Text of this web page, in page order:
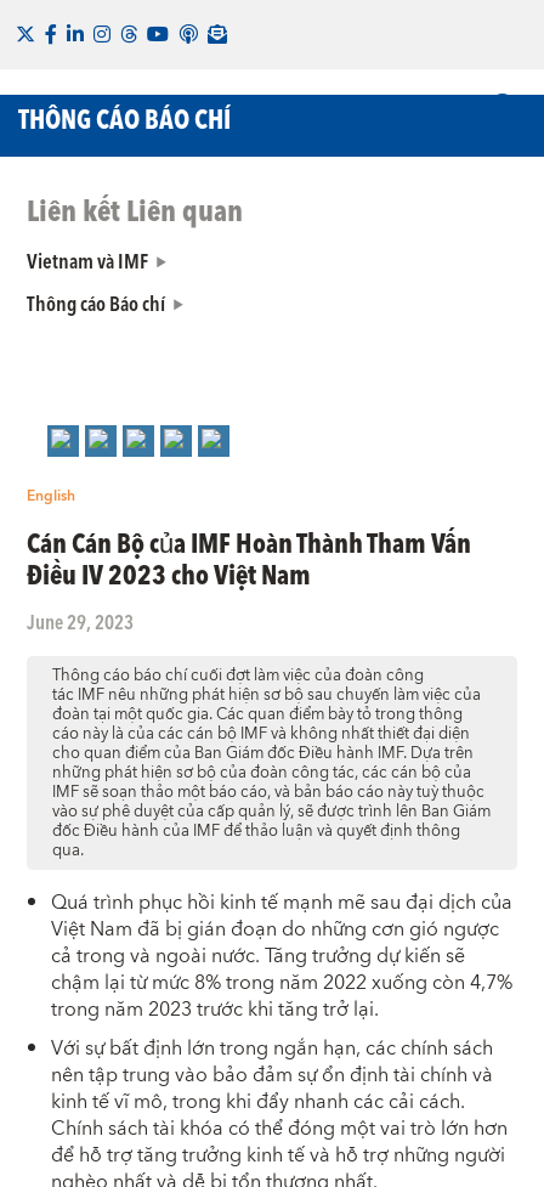
THÔNG CÁO BÁO CHÍ
Liên kết Liên quan
Vietnam và IMF
Thông cáo Báo chí
English
Cán Cán Bộ của IMF Hoàn Thành Tham Vấn
Điều IV 2023 cho Việt Nam
June 29, 2023
Thông cáo báo chí cuối đợt làm việc của đoàn công
tác IMF nêu những phát hiện sơ bộ sau chuyến làm việc của
đoàn tại một quốc gia. Các quan điểm bày tỏ trong thông
cáo này là của các cán bộ IMF và không nhất thiết đại diện
cho quan điểm của Ban Giám đốc Điều hành IMF. Dựa trên
những phát hiện sơ bộ của đoàn công tác, các cán bộ của
IMF sẽsoạn thảomột báo cáo, và bản báo cáo này tuỳ thuộc
vào sự phê duyệt của cấp quản lý, sẽ được trình lên Ban Giám
đốc Điều hành của IMF để thảo luận và quyết định thông
qua.
Quá trình phục hồi kinh tế mạnh mẽ sau đại dịch của
Việt Nam đã bị gián đoạn do những cơn gió ngược
cả trong và ngoài nước. Tăng trưởng dự kiến sẽ
chậm lại từ mức 8% trong năm 2022 xuống còn 4,7%
trong năm 2023 trước khi tăng trở lại.
Với sự bất định lớn trong ngắn hạn, các chính sách
nên tập trung vào bảo đảm sự ổn định tài chính và
kinh tế vĩ mô, trong khi đẩy nhanh các cải cách.
Chính sách tài khóa có thể đóng một vai trò lớn hơn
để hỗ trợ tăng trưởng kinh tế và hỗ trợ những người